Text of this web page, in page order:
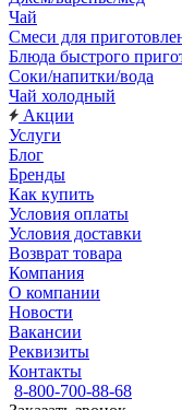
Чай
Смеси для
Блюда быстрого
Соки/напитки/вода
Чай холодный
Акции
Услуги
Блог
Бренды
Как купить
Условия оплаты
Условия доставки
Возврат товара
Компания
О компании
Новости
Вакансии
Реквизиты
Контакты
8-800-700-88-68